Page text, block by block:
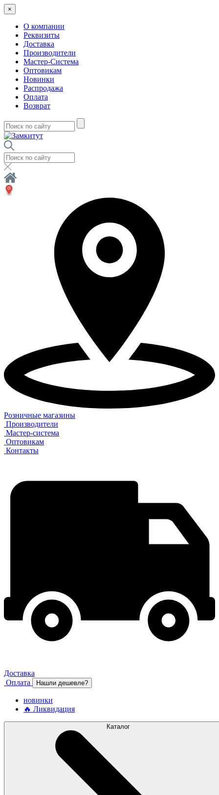
×
О компании
Реквизиты
Доставка
Производители
Мастер-Система
Оптовикам
Новинки
Распродажа
Оплата
Возврат
Розничные магазины
Производители
Мастер-система
Оптовикам
Контакты
Доставка
Оплата
Нашли дешевле?
новинки
🔥 Ликвидация
Каталог